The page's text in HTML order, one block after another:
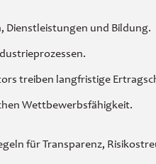
Dienstleistungen und Bildung.
treiben langfristige
Wettbewerbsfähigkeit.
für Transparenz,